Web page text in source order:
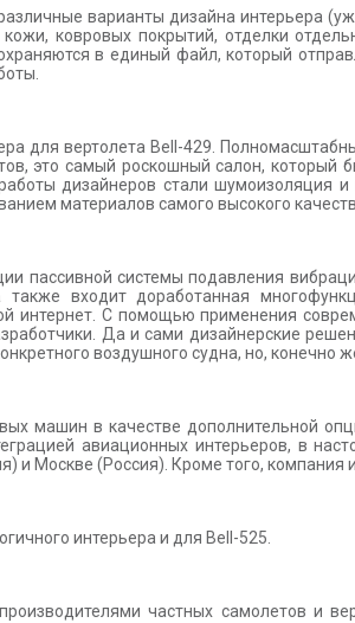
варианты дизайна интерьера
ковровых покрытий, отделки
в единый файл, который
для вертолета Bell-429.
это самый роскошный салон, который
дизайнеров стали шумоизоляция
материалов самого высокого
пассивной системы подавления
входит доработанная
интернет. С помощью применения
Да и сами дизайнерские
воздушного судна, но, конечно
машин в качестве дополнительной
авиационных интерьеров, в
и Москве (Россия). Кроме того,
интерьера и для Bell-525.
частных самолетов и